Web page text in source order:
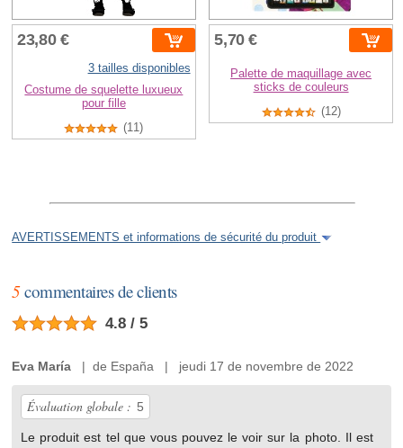
23,80 €
3 tailles disponibles
Costume de squelette luxueux
pour fille
(11)
5,70 €
Palette de maquillage avec
sticks de couleurs
(12)
AVERTISSEMENTS et informations de sécurité du produit
5commentaires de clients
4.8 / 5
Eva María | de España | jeudi 17 de novembre de 2022
Évaluation globale : 5
Le produit est tel que vous pouvez le voir sur la photo. Il est